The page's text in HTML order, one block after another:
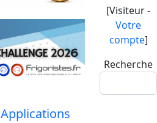
[Visiteur -
Votre
compte]
Recherche
Applications